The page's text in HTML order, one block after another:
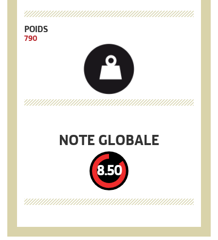
POIDS
790
NOTE GLOBALE
8.50